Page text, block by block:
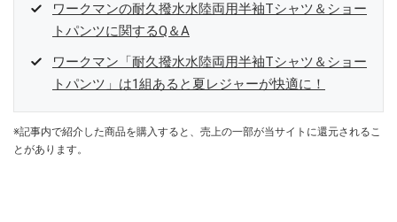
ワークマンの耐久撥水水陸両用半袖Tシャツ＆ショー
トパンツに関するQ＆A
ワークマン「耐久撥水水陸両用半袖Tシャツ＆ショー
トパンツ」は1組あると夏レジャーが快適に！
※記事内で紹介した商品を購入すると、売上の一部が当サイトに還元されるこ
とがあります。